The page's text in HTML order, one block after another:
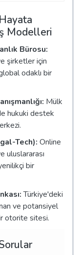
Modelleri
Bürosu:
şirketler için
odaklı bir
Mülk
hukuki destek
Tech): Online
uluslararası
bir
Türkiye'deki
ve potansiyel
otorite sitesi.